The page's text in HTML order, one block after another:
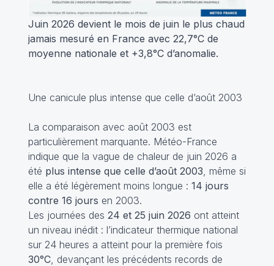
Juin 2026 devient le mois de juin le plus chaud
jamais mesuré en France avec 22,7°C de
moyenne nationale et +3,8°C d’anomalie.
Une canicule plus intense que celle d’août 2003
La comparaison avec août 2003 est
particulièrement marquante. Météo-France
indique que la vague de chaleur de juin 2026 a
été plus intense que celle d’août 2003 , même si
elle a été légèrement moins longue : 14 jours
contre 16 jours en 2003.
Les journées des 24 et 25 juin 2026 ont atteint
un niveau inédit : l’indicateur thermique national
sur 24 heures a atteint pour la première fois
30°C, devançant les précédents records de